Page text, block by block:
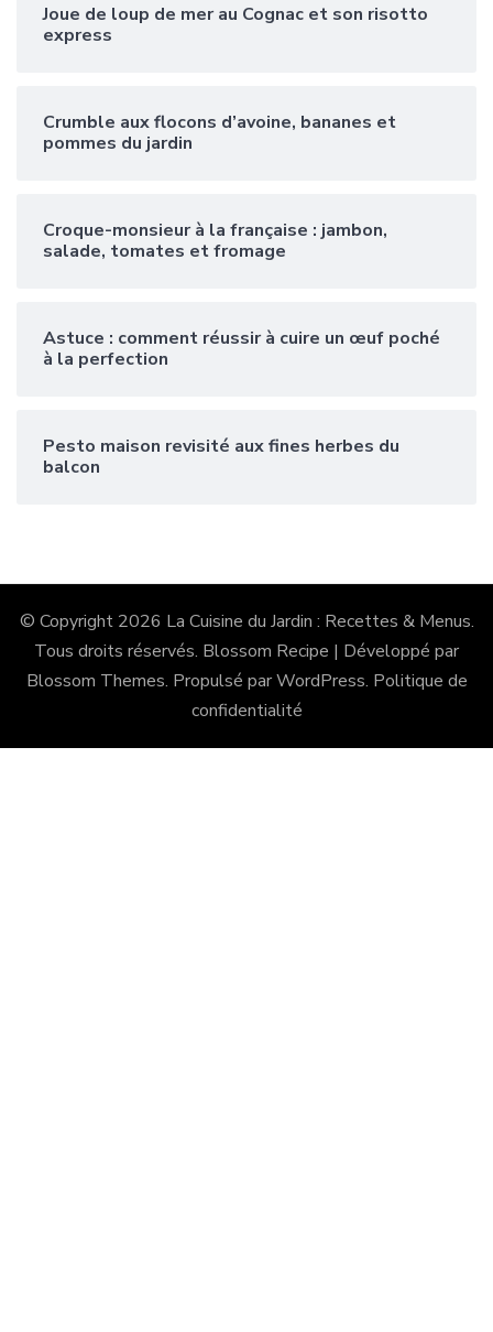
Joue de loup de mer au Cognac et son risotto
express
Crumble aux flocons d’avoine, bananes et
pommes du jardin
Croque-monsieur à la française : jambon,
salade, tomates et fromage
Astuce : comment réussir à cuire un œuf poché
à la perfection
Pesto maison revisité aux fines herbes du
balcon
© Copyright 2026 La Cuisine du Jardin : Recettes & Menus.
Tous droits réservés. Blossom Recipe | Développé par
Blossom Themes. Propulsé parWordPress. Politique de
confidentialité